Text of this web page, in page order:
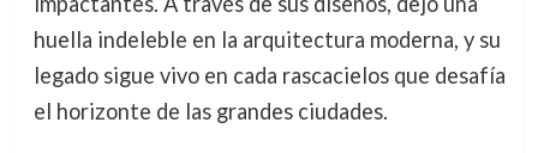
huella indeleble en la arquitectura moderna, y su
legado sigue vivo en cada rascacielos que desafía
el horizonte de las grandes ciudades.